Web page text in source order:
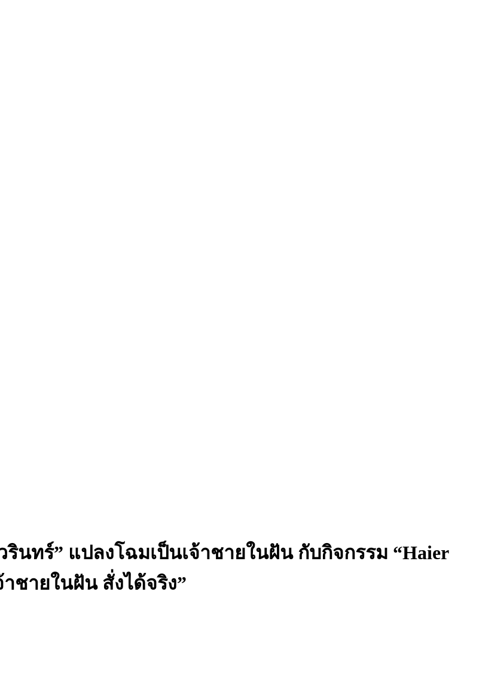
นทร์” แปลงโฉมเป็นเจ้าชายในฝัน กับกิจกรรม “Haier
าชายในฝัน สั่งได้จริง”